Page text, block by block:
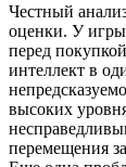
Честный
оценки. У игры
перед
интеллект в
высоких
перемещения